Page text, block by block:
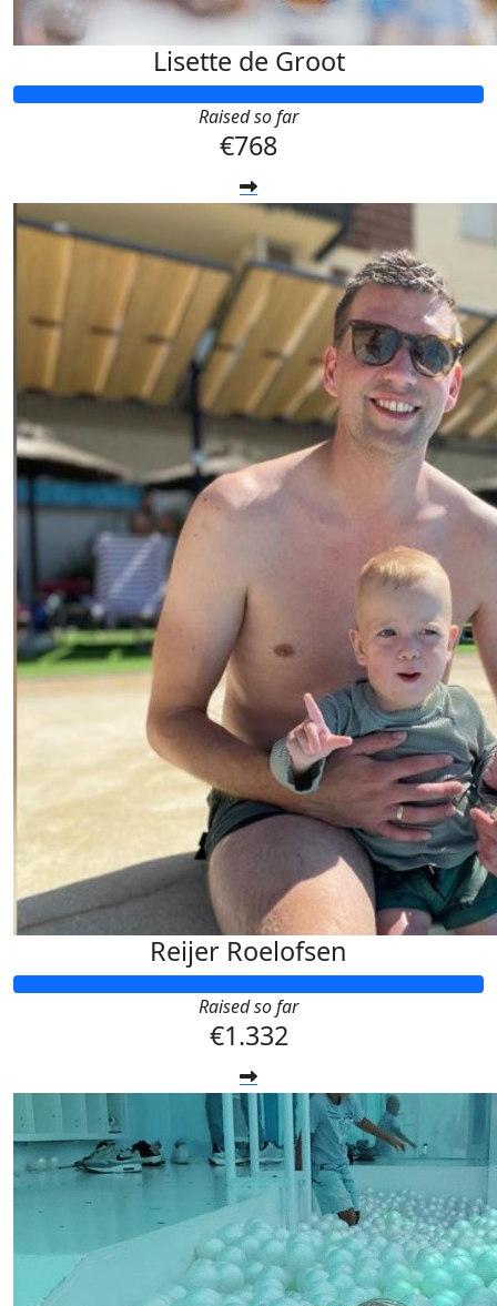
Lisette de Groot
Raised so far
€768
Reijer Roelofsen
Raised so far
€1.332